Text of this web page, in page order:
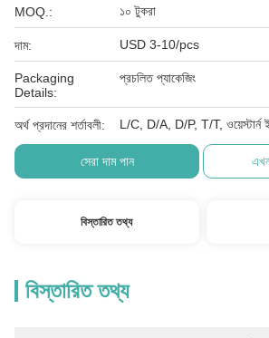
MOQ.: ১০ টুকরা
দাম: USD 3-10/pcs
Packaging
Details:
প্রচলিত প্যাকেজিং
অর্থ প্রদানের শর্তাবলী: L/C, D/A, D/P, T/T, ওয়েস্টার্ন
সেরা দাম পান
বিস্তারিত তথ্য
বিস্তারিত তথ্য